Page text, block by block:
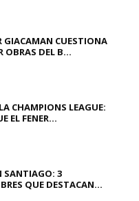
GIACAMAN CUESTIONA
OBRAS DEL B...
CHAMPIONS LEAGUE:
EL FENER...
SANTIAGO: 3
QUE DESTACAN...